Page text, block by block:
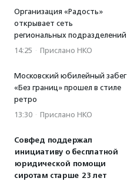
Организация «Радость»
открывает сеть
региональных подразделений
14:25 · Прислано НКО
Московский юбилейный забег
«Без границ» прошел в стиле
ретро
13:30 · Прислано НКО
Совфед поддержал
инициативу о бесплатной
юридической помощи
сиротам старше 23 лет